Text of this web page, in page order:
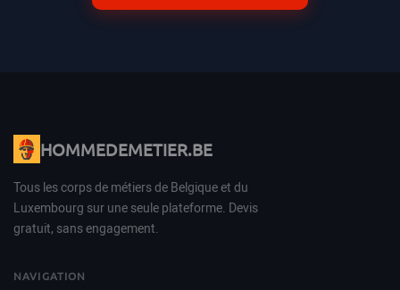
HOMMEDEMETIER.BE
Tous les corps de métiers de Belgique et du
Luxembourg sur une seule plateforme. Devis
gratuit, sans engagement.
NAVIGATION